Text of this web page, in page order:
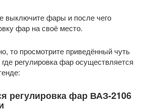
выключите фары и после чего
фар на своё место.
то просмотрите приведённый чуть
регулировка фар осуществляется
регулировка фар ВАЗ-2106